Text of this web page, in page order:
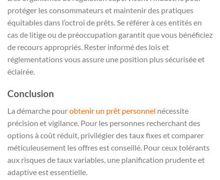
protéger les consommateurs et maintenir des pratiques
équitables dans l’octroi de prêts. Se référer à ces entités en
cas de litige ou de préoccupation garantit que vous bénéficiez
de recours appropriés. Rester informé des lois et
réglementations vous assure une position plus sécurisée et
éclairée.
Conclusion
La démarche pourobtenir un prêt personnel nécessite
précision et vigilance. Pour les personnes recherchant des
options à coût réduit, privilégier des taux fixes et comparer
méticuleusement les offres est conseillé. Pour ceux tolérants
aux risques de taux variables, une planification prudente et
adaptive est essentielle.